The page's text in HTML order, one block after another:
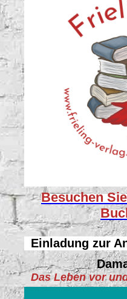
Besuchen
Einladung zur
Das Leben vor